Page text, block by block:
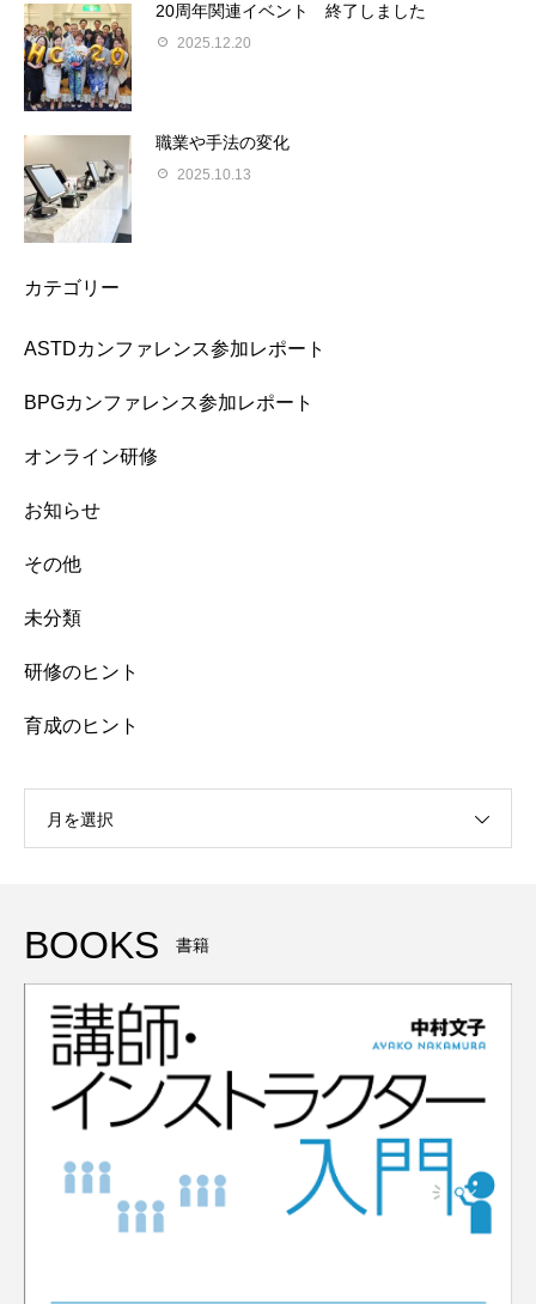
20周年関連イベント 終了しました
2025.12.20
職業や手法の変化
2025.10.13
カテゴリー
ASTDカンファレンス参加レポート
BPGカンファレンス参加レポート
オンライン研修
お知らせ
その他
未分類
研修のヒント
育成のヒント
月を選択
BOOKS 書籍